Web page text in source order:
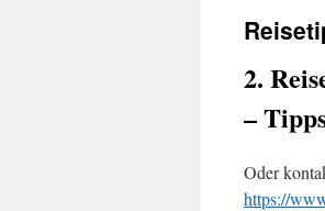
springen
2.
–
Oder
https://